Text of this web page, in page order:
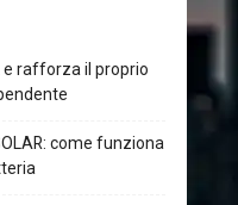
e rafforza il proprio
come funziona